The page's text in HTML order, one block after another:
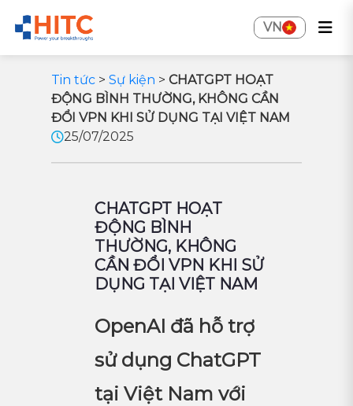
VN
Tin tức > Sự kiện > CHATGPT HOẠT
ĐỘNG BÌNH THƯỜNG, KHÔNG CẦN
ĐỔI VPN KHI SỬ DỤNG TẠI VIỆT NAM
25/07/2025
CHATGPT HOẠT
ĐỘNG BÌNH
THƯỜNG, KHÔNG
CẦN ĐỔI VPN KHI SỬ
DỤNG TẠI VIỆT NAM
OpenAI đã hỗ trợ
sử dụng ChatGPT
tại Việt Nam với